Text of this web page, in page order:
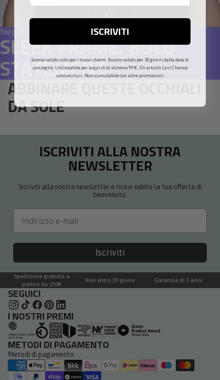
Neo Wave
SLEEK FRAME. BOLD
STATEMENT
ABBINARE QUESTE OCCHIALI
DA SOLE
ISCRIVITI ALLA NOSTRA
NEWSLETTER
Iscriviti alla nostra newsletter e ricevi subito la tua offerta di
benvenuto.
Email
Iscriviti
Spedizione gratuita a
partire da 150€
Resi entro 30 giorni Garanzia di 3 anni
SEGUICI
I NOSTRI PREMI
METODI DI PAGAMENTO
Metodi di pagamento
ISCRIVITI
Sconto valido solo per i nuovi clienti. Buono valido per 30 giorni dalla data di
consegna. Utilizzabile per acquisti di almeno 99 €. Gli articoli Last Chance
sono esclusi. Non cumulabile con altre promozioni.